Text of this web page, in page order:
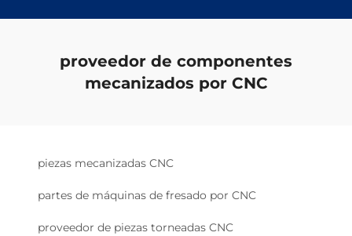
proveedor de componentes
mecanizados por CNC
piezas mecanizadas CNC
partes de máquinas de fresado por CNC
proveedor de piezas torneadas CNC